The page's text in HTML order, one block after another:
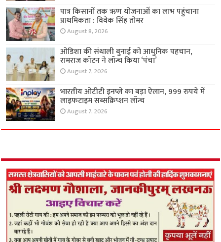
पात्र किसानों तक ऋण योजनाओं का लाभ पहुंचाना
प्राथमिकता : विवेक सिंह तोमर
August 8, 2026
ओडिशा की संथाली बुनाई को आधुनिक पहचान,
रामराज कॉटन ने लॉन्च किया ‘पंचा’
August 7, 2026
भारतीय ओटीटी इनप्ले का बड़ा ऐलान, 999 रुपये में
लाइफटाइम सब्सक्रिप्शन लॉन्च
August 7, 2026